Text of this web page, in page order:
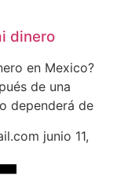
dinero
en Mexico?
de una
dependerá de
junio 11,